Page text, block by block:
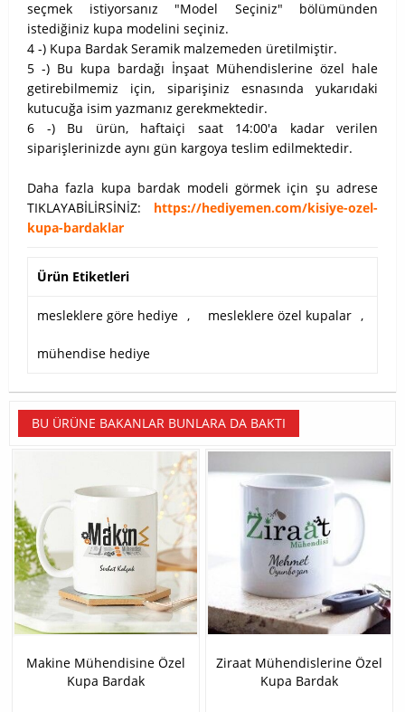
seçmek istiyorsanız "Model Seçiniz" bölümünden
istediğiniz kupa modelini seçiniz.
4 -) Kupa Bardak Seramik malzemeden üretilmiştir.
5 -) Bu kupa bardağı İnşaat Mühendislerine özel hale
getirebilmemiz için, siparişiniz esnasında yukarıdaki
kutucuğa isim yazmanız gerekmektedir.
6 -) Bu ürün, haftaiçi saat 14:00'a kadar verilen
siparişlerinizde aynı gün kargoya teslim edilmektedir.
Daha fazla kupa bardak modeli görmek için şu adrese
TIKLAYABİLİRSİNİZ: https://hediyemen.com/kisiye-ozel-
kupa-bardaklar
Ürün Etiketleri
mesleklere göre hediye , mesleklere özel kupalar ,
mühendise hediye
BU ÜRÜNE BAKANLAR BUNLARA DA BAKTI
Makine Mühendisine Özel
Kupa Bardak
Ziraat Mühendislerine Özel
Kupa Bardak